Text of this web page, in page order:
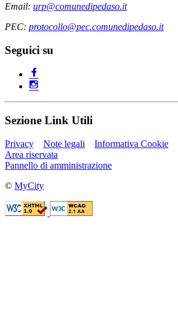
Email: urp@comunedipedaso.it
PEC: protocollo@pec.comunedipedaso.it
Seguici su
Sezione Link Utili
Privacy Note legali
Informativa Cookie
Area riservata
Pannello di amministrazione
© MyCity